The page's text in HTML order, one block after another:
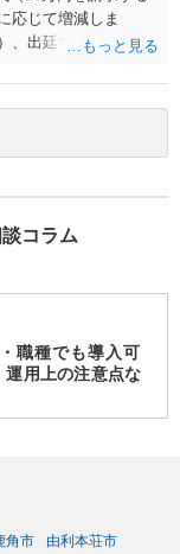
応じて増減しま
、出廷する際の交通
弁護士に委任する場
は、原告被告共通で
コラム
職種でも導入可
運用上の注意点な
角市
由利本荘市